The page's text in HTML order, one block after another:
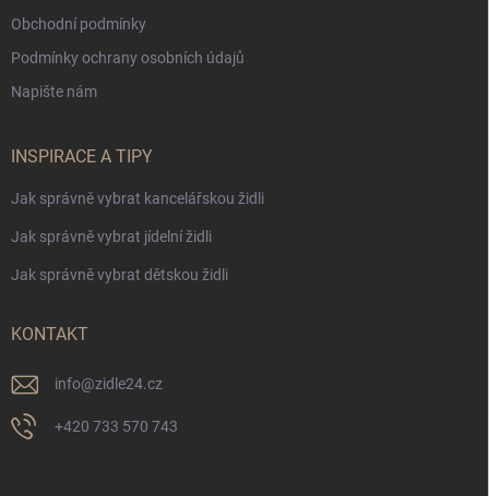
Obchodní podmínky
Podmínky ochrany osobních údajů
Napište nám
INSPIRACE A TIPY
Jak správně vybrat kancelářskou židli
Jak správně vybrat jídelní židli
Jak správně vybrat dětskou židli
KONTAKT
info@zidle24.cz
+420 733 570 743